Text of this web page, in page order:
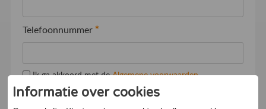
Telefoonnummer *
Ik ga akkoord met deAlgemene voorwaarden
Informatie over cookies